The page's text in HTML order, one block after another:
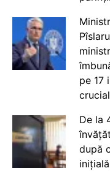
pe 17
crucial
De la
după